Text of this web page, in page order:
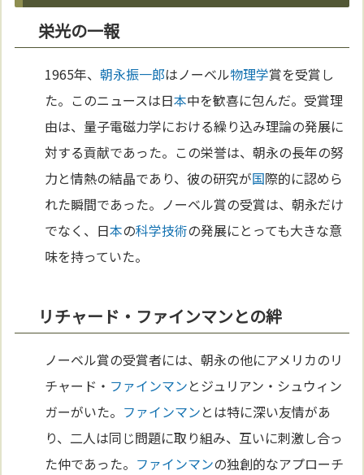
栄光の一報
1965年、朝永振一郎はノーベル物理学賞を受賞し
た。このニュースは日本中を歓喜に包んだ。受賞理
由は、量子電磁力学における繰り込み理論の発展に
対する貢献であった。この栄誉は、朝永の長年の努
力と情熱の結晶であり、彼の研究が国際的に認めら
れた瞬間であった。ノーベル賞の受賞は、朝永だけ
でなく、日本の科学技術の発展にとっても大きな意
味を持っていた。
リチャード・ファインマンとの絆
ノーベル賞の受賞者には、朝永の他にアメリカのリ
チャード・ ファインマンとジュリアン・シュウィン
ガーがいた。 ファインマンとは特に深い友情があ
り、二人は同じ問題に取り組み、互いに刺激し合っ
た仲であった。 ファインマンの独創的なアプローチ